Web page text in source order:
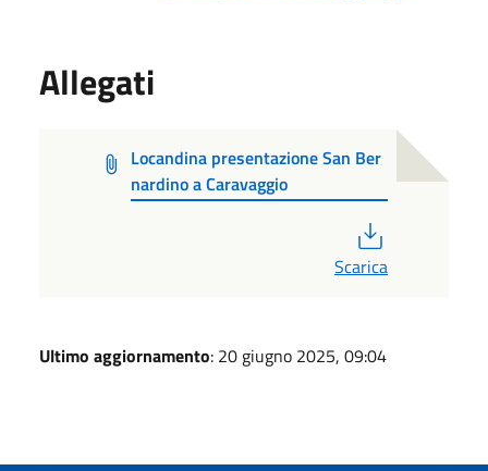
Allegati
Locandina presentazione San Ber
nardino a Caravaggio
Scarica
Ultimo aggiornamento: 20 giugno 2025, 09:04